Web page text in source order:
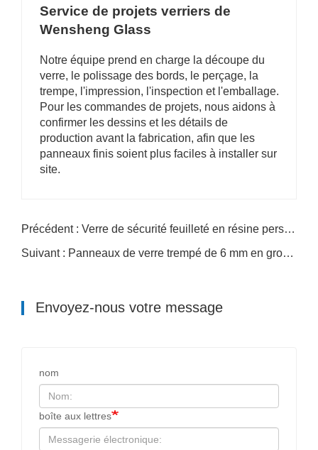
Service de projets verriers de
Wensheng Glass
Notre équipe prend en charge la découpe du
verre, le polissage des bords, le perçage, la
trempe, l'impression, l'inspection et l'emballage.
Pour les commandes de projets, nous aidons à
confirmer les dessins et les détails de
production avant la fabrication, afin que les
panneaux finis soient plus faciles à installer sur
site.
Précédent : Verre de sécurité feuilleté en résine personnalisé pour projets décoratifs intérieurs et de construction
Suivant : Panneaux de verre trempé de 6 mm en gros pour fenêtres, portes et projets de construction
Envoyez-nous votre message
nom
boîte aux lettres